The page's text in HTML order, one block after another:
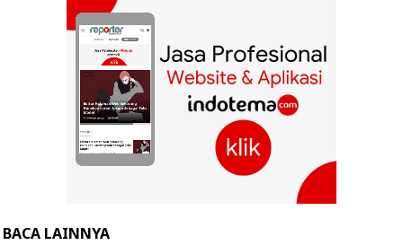
BACA LAINNYA